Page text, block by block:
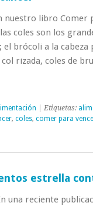
nuestro libro Comer
coles son los
el brócoli a la
rizada, coles de
| Etiquetas:
, coles, comer para
estrella
una reciente